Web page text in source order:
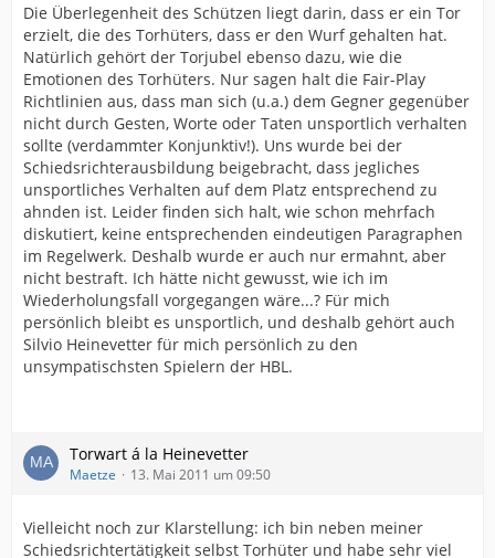
Die Überlegenheit des Schützen liegt darin, dass er ein Tor
erzielt, die des Torhüters, dass er den Wurf gehalten hat.
Natürlich gehört der Torjubel ebenso dazu, wie die
Emotionen des Torhüters. Nur sagen halt die Fair-Play
Richtlinien aus, dass man sich (u.a.) dem Gegner gegenüber
nicht durch Gesten, Worte oder Taten unsportlich verhalten
sollte (verdammter Konjunktiv!). Uns wurde bei der
Schiedsrichterausbildung beigebracht, dass jegliches
unsportliches Verhalten auf dem Platz entsprechend zu
ahnden ist. Leider finden sich halt, wie schon mehrfach
diskutiert, keine entsprechenden eindeutigen Paragraphen
im Regelwerk. Deshalb wurde er auch nur ermahnt, aber
nicht bestraft. Ich hätte nicht gewusst, wie ich im
Wiederholungsfall vorgegangen wäre...? Für mich
persönlich bleibt es unsportlich, und deshalb gehört auch
Silvio Heinevetter für mich persönlich zu den
unsympatischsten Spielern der HBL.
Torwart á la Heinevetter
Maetze 13. Mai 2011 um 09:50
Vielleicht noch zur Klarstellung: ich bin neben meiner
Schiedsrichtertätigkeit selbst Torhüter und habe sehr viel